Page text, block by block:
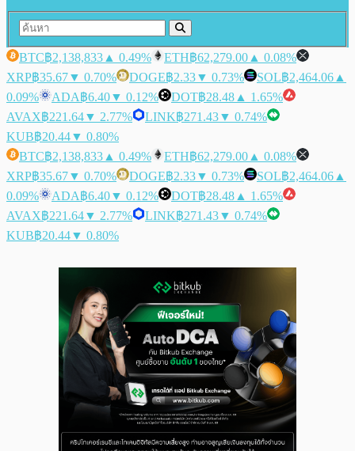
BTC฿2,138,833 ▲ 0.49% ETH฿62,279.00 ▲ 0.08%
XRP฿35.67▼ 0.70% DOGE฿2.33▼ 0.73% SOL฿2,464.06 ▲
0.09%
ADA฿6.40▼ 0.12% DOT฿28.48 ▲ 1.65%
AVAX฿221.64▼ 2.77% LINK฿271.43▼ 0.74%
KUB฿20.44▼ 0.80%
BTC฿2,138,833 ▲ 0.49% ETH฿62,279.00 ▲ 0.08%
XRP฿35.67▼ 0.70% DOGE฿2.33▼ 0.73% SOL฿2,464.06 ▲
0.09%
ADA฿6.40▼ 0.12% DOT฿28.48 ▲ 1.65%
AVAX฿221.64▼ 2.77% LINK฿271.43▼ 0.74%
KUB฿20.44▼ 0.80%